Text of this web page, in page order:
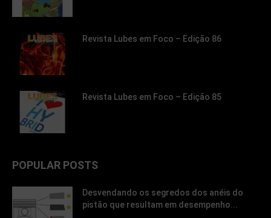
Revista Lubes em Foco – Edição 86
Revista Lubes em Foco – Edição 85
POPULAR POSTS
Desvendando os segredos dos anéis do
pistão que resultam em desempenho...